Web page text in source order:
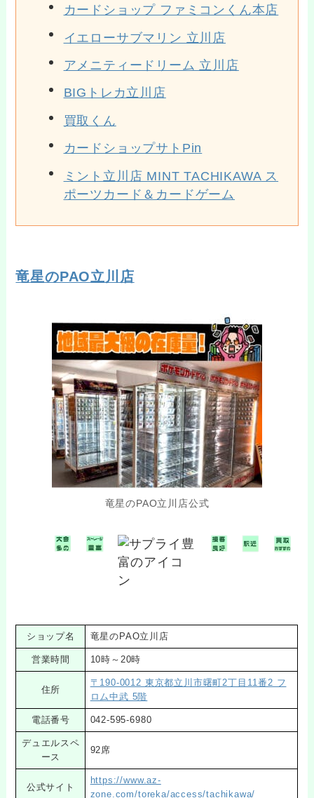
カードショップ ファミコンくん本店
イエローサブマリン 立川店
アメニティードリーム 立川店
BIGトレカ立川店
買取くん
カードショップサトPin
ミント立川店 MINT TACHIKAWA ス
ポーツカード＆カードゲーム
竜星のPAO立川店
竜星のPAO立川店公式
ショップ名 竜星のPAO立川店
営業時間 10時～20時
住所
〒190-0012 東京都立川市曙町2丁目11番2 フ
ロム中武 5階
電話番号 042-595-6980
デュエルスペ
ース
92席
公式サイト
https://www.az-
zone.com/toreka/access/tachikawa/